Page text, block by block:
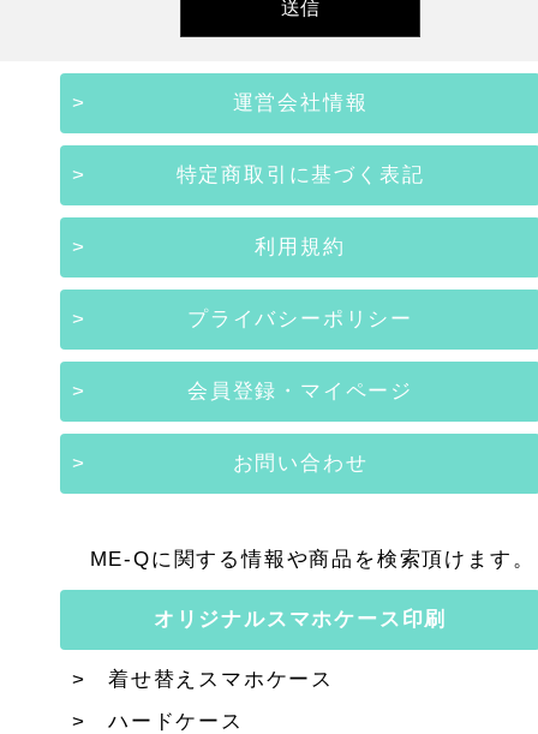
運営会社情報
特定商取引に基づく表記
利用規約
プライバシーポリシー
会員登録・マイページ
お問い合わせ
ME-Qに関する情報や商品を検索頂けます。
オリジナルスマホケース印刷
着せ替えスマホケース
ハードケース